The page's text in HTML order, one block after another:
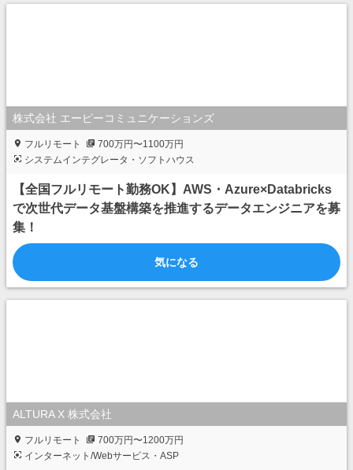
株式会社 エーピーコミュニケーションズ
フルリモート
700万円〜1100万円
システムインテグレータ・ソフトハウス
【全国フルリモート勤務OK】AWS・Azure×Databricks
で次世代データ基盤構築を推進するデータエンジニアを募
集！
気になる
ALTURA X 株式会社
フルリモート
700万円〜1200万円
インターネット/Webサービス・ASP